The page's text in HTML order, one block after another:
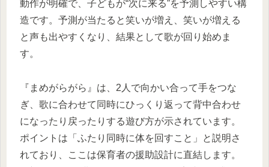
動作が明確で、子どもが“次に来る”を予測しやすい構
造です。予測が当たると笑いが増え、笑いが増える
と声も出やすくなり、結果として歌が回り始めま
す。
『まめがらがら』は、2人で向かい合って手をつな
ぎ、歌に合わせて同時にひっくり返って背中合わせ
になったり戻ったりする遊び方が示されています。
ポイントは「ふたり同時に体を回すこと」と説明さ
れており、ここは保育者の援助設計に直結します。